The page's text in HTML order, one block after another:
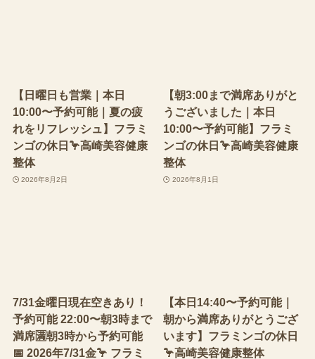
【日曜日も営業｜本日
10:00〜予約可能｜夏の疲
れをリフレッシュ】フラミ
ンゴの休日🦩高崎美容健康
整体
2026年8月2日
【朝3:00まで満席ありがと
うございました｜本日
10:00〜予約可能】フラミ
ンゴの休日🦩高崎美容健康
整体
2026年8月1日
7/31金曜日現在空きあり！
予約可能 22:00〜朝3時まで
満席🈵朝3時から予約可能
📅 2026年7/31金🦩 フラミ
【本日14:40〜予約可能｜
朝から満席ありがとうござ
います】フラミンゴの休日
🦩高崎美容健康整体